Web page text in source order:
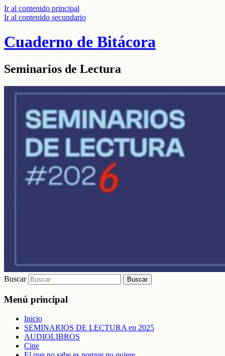
Ir al contenido principal
Ir al contenido secundario
Cuaderno de Bitácora
Seminarios de Lectura
Buscar
Menú principal
Inicio
SEMINARIOS DE LECTURA en 2025
AUDIOLIBROS
Cine